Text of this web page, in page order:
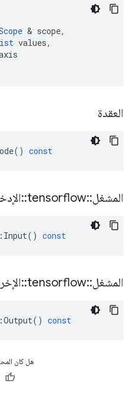
& scope,
values,
العقدة
() const
المشغل::
tensorflow
::
Input() const
المشغل::
tensorflow
::
Output() const
هل كان